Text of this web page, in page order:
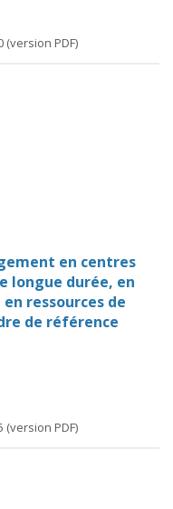
(version PDF)
en centres
longue durée, en
ressources de
de référence
(version PDF)